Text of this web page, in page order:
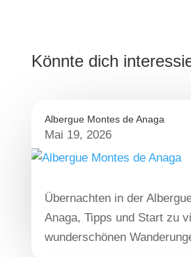
Könnte dich
Albergue Montes de Anaga
Mai 19, 2026
Übernachten in der
Anaga, Tipps und Start zu
wunderschönen